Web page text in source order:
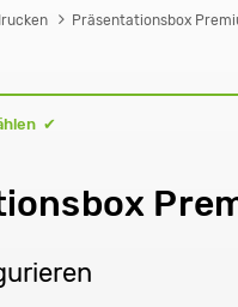
Präsentationsbox
✔